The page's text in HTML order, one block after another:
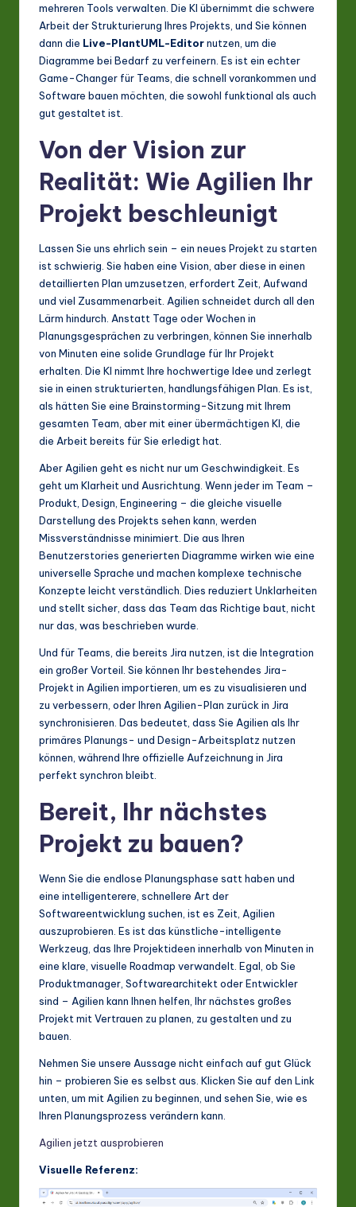
mehreren Tools verwalten. Die KI übernimmt die schwere
Arbeit der Strukturierung Ihres Projekts, und Sie können
dann die Live-PlantUML-Editornutzen, um die
Diagramme bei Bedarf zu verfeinern. Es ist ein echter
Game-Changer für Teams, die schnell vorankommen und
Software bauen möchten, die sowohl funktional als auch
gut gestaltet ist.
Von der Vision zur
Realität: Wie Agilien Ihr
Projekt beschleunigt
Lassen Sie uns ehrlich sein – ein neues Projekt zu starten
ist schwierig. Sie haben eine Vision, aber diese in einen
detaillierten Plan umzusetzen, erfordert Zeit, Aufwand
und viel Zusammenarbeit. Agilien schneidet durch all den
Lärm hindurch. Anstatt Tage oder Wochen in
Planungsgesprächen zu verbringen, können Sie innerhalb
von Minuten eine solide Grundlage für Ihr Projekt
erhalten. Die KI nimmt Ihre hochwertige Idee und zerlegt
sie in einen strukturierten, handlungsfähigen Plan. Es ist,
als hätten Sie eine Brainstorming-Sitzung mit Ihrem
gesamten Team, aber mit einer übermächtigen KI, die
die Arbeit bereits für Sie erledigt hat.
Aber Agilien geht es nicht nur um Geschwindigkeit. Es
geht um Klarheit und Ausrichtung. Wenn jeder im Team –
Produkt, Design, Engineering – die gleiche visuelle
Darstellung des Projekts sehen kann, werden
Missverständnisse minimiert. Die aus Ihren
Benutzerstories generierten Diagramme wirken wie eine
universelle Sprache und machen komplexe technische
Konzepte leicht verständlich. Dies reduziert Unklarheiten
und stellt sicher, dass das Team das Richtige baut, nicht
nur das, was beschrieben wurde.
Und für Teams, die bereits Jira nutzen, ist die Integration
ein großer Vorteil. Sie können Ihr bestehendes Jira-
Projekt in Agilien importieren, um es zu visualisieren und
zu verbessern, oder Ihren Agilien-Plan zurück in Jira
synchronisieren. Das bedeutet, dass Sie Agilien als Ihr
primäres Planungs- und Design-Arbeitsplatz nutzen
können, während Ihre offizielle Aufzeichnung in Jira
perfekt synchron bleibt.
Bereit, Ihr nächstes
Projekt zu bauen?
Wenn Sie die endlose Planungsphase satt haben und
eine intelligenterere, schnellere Art der
Softwareentwicklung suchen, ist es Zeit, Agilien
auszuprobieren. Es ist das künstliche-intelligente
Werkzeug, das Ihre Projektideen innerhalb von Minuten in
eine klare, visuelle Roadmap verwandelt. Egal, ob Sie
Produktmanager, Softwarearchitekt oder Entwickler
sind – Agilien kann Ihnen helfen, Ihr nächstes großes
Projekt mit Vertrauen zu planen, zu gestalten und zu
bauen.
Nehmen Sie unsere Aussage nicht einfach auf gut Glück
hin – probieren Sie es selbst aus. Klicken Sie auf den Link
unten, um mit Agilien zu beginnen, und sehen Sie, wie es
Ihren Planungsprozess verändern kann.
Agilien jetzt ausprobieren
Visuelle Referenz: